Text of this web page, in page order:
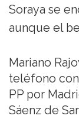
Soraya se
aunque el
Mariano
teléfono
PP por
Sáenz de